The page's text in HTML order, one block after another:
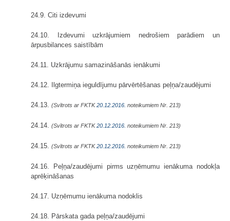
24.9. Citi izdevumi
24.10. Izdevumi uzkrājumiem nedrošiem parādiem un
ārpusbilances saistībām
24.11. Uzkrājumu samazināšanās ienākumi
24.12. Ilgtermiņa ieguldījumu pārvērtēšanas peļņa/zaudējumi
24.13. (Svītrots ar FKTK20.12.2016. noteikumiem Nr. 213)
24.14. (Svītrots ar FKTK20.12.2016. noteikumiem Nr. 213)
24.15. (Svītrots ar FKTK20.12.2016. noteikumiem Nr. 213)
24.16. Peļņa/zaudējumi pirms uzņēmumu ienākuma nodokļa
aprēķināšanas
24.17. Uzņēmumu ienākuma nodoklis
24.18. Pārskata gada peļņa/zaudējumi